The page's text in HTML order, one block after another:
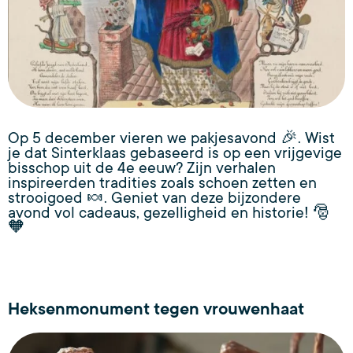
Op 5 december vieren we pakjesavond 🎉. Wist
je dat Sinterklaas gebaseerd is op een vrijgevige
bisschop uit de 4e eeuw? Zijn verhalen
inspireerden tradities zoals schoen zetten en
strooigoed 🍬. Geniet van deze bijzondere
avond vol cadeaus, gezelligheid en historie! 🎅
🧡
Heksenmonument tegen vrouwenhaat